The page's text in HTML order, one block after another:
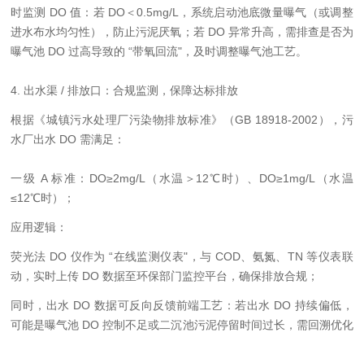
时监测 DO 值：若 DO＜0.5mg/L，系统启动池底微量曝气（或调整
进水布水均匀性），防止污泥厌氧；若 DO 异常升高，需排查是否为
曝气池 DO 过高导致的 “带氧回流"，及时调整曝气池工艺。
4. 出水渠 / 排放口：合规监测，保障达标排放
根据《城镇污水处理厂污染物排放标准》（GB 18918-2002），污
水厂出水 DO 需满足：
一级 A 标准：DO≥2mg/L（水温＞12℃时）、DO≥1mg/L（水温
≤12℃时）；
应用逻辑：
荧光法 DO 仪作为 “在线监测仪表"，与 COD、氨氮、TN 等仪表联
动，实时上传 DO 数据至环保部门监控平台，确保排放合规；
同时，出水 DO 数据可反向反馈前端工艺：若出水 DO 持续偏低，
可能是曝气池 DO 控制不足或二沉池污泥停留时间过长，需回溯优化